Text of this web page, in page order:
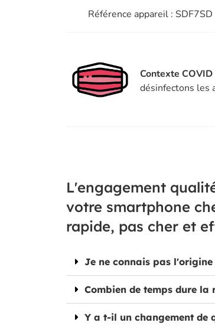
Référence appareil : SDF7SD
Contexte COVID
désinfectons les
L'engagement
votre smartphone
rapide, pas cher et
Je ne connais pas
Combien de temps dure la
Y a t-il un changement de